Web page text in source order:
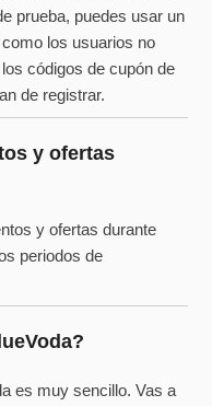
prueba, puedes usar un
los usuarios no
códigos de cupón de
de registrar.
y ofertas
y ofertas durante
periodos de
es muy sencillo. Vas a